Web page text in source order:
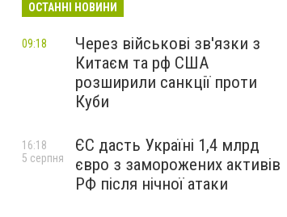
ОСТАННІ НОВИНИ
Через військові зв'язки з
Китаєм та рф США
розширили санкції проти
Куби
09:18
ЄС дасть Україні 1,4 млрд
євро з заморожених активів
РФ після нічної атаки
16:18
5 серпня